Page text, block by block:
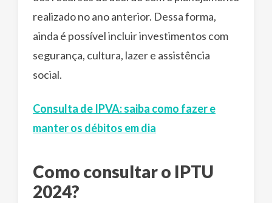
realizado no ano anterior. Dessa forma,
ainda é possível incluir investimentos com
segurança, cultura, lazer e assistência
social.
Consulta de IPVA: saiba como fazer e
manter os débitos em dia
Como consultar o IPTU
2024?